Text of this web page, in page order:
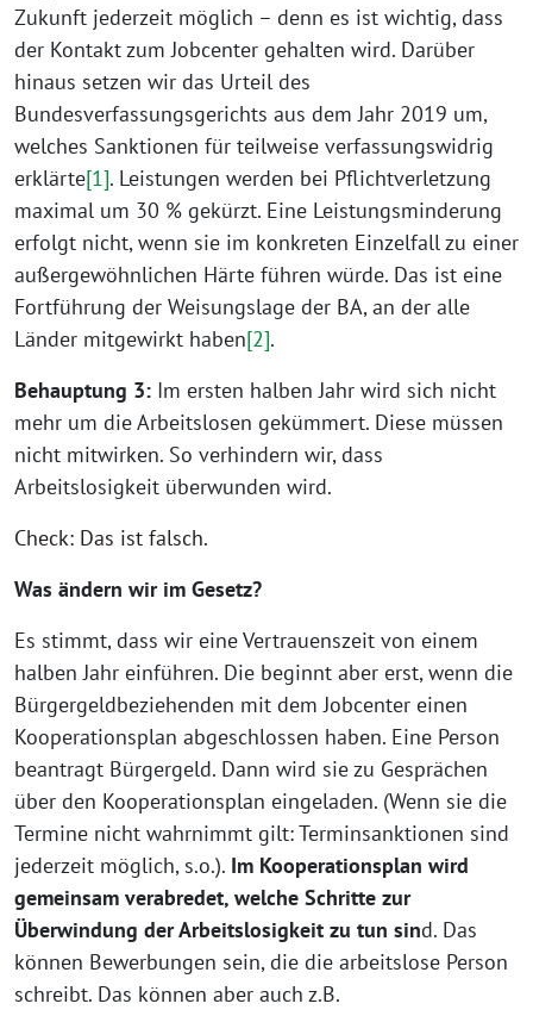
Zukunft jederzeit möglich – denn es ist wichtig, dass
der Kontakt zum Jobcenter gehalten wird. Darüber
hinaus setzen wir das Urteil des
Bundesverfassungsgerichts aus dem Jahr 2019 um,
welches Sanktionen für teilweise verfassungswidrig
erklärte[1]. Leistungen werden bei Pflichtverletzung
maximal um 30 % gekürzt. Eine Leistungsminderung
erfolgt nicht, wenn sie im konkreten Einzelfall zu einer
außergewöhnlichen Härte führen würde. Das ist eine
Fortführung der Weisungslage der BA, an der alle
Länder mitgewirkt haben[2].
Behauptung 3: Im ersten halben Jahr wird sich nicht
mehr um die Arbeitslosen gekümmert. Diese müssen
nicht mitwirken. So verhindern wir, dass
Arbeitslosigkeit überwunden wird.
Check: Das ist falsch.
Was ändern wir im Gesetz?
Es stimmt, dass wir eine Vertrauenszeit von einem
halben Jahr einführen. Die beginnt aber erst, wenn die
Bürgergeldbeziehenden mit dem Jobcenter einen
Kooperationsplan abgeschlossen haben. Eine Person
beantragt Bürgergeld. Dann wird sie zu Gesprächen
über den Kooperationsplan eingeladen. (Wenn sie die
Termine nicht wahrnimmt gilt: Terminsanktionen sind
jederzeit möglich, s.o.). Im Kooperationsplan wird
gemeinsam verabredet, welche Schritte zur
Überwindung der Arbeitslosigkeit zu tun sind. Das
können Bewerbungen sein, die die arbeitslose Person
schreibt. Das können aber auch z.B.